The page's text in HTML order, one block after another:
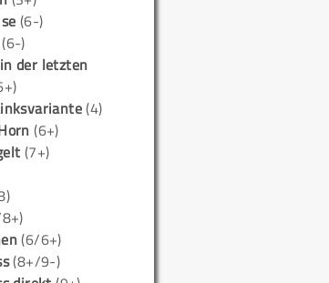
(6-)
(6-)
der letzten
(4)
(6+)
(7+)
(6/6+)
(8+/9-)